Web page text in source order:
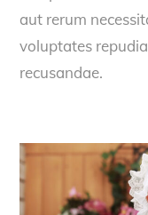
aut rerum
voluptates
recusandae.